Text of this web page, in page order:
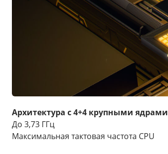
Архитектура с 4+4 крупными ядрами
До 3,73 ГГц
Максимальная тактовая частота CPU